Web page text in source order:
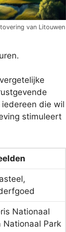
van Litouwen
die wil
stimuleert
Nationaal
Nationaal Park